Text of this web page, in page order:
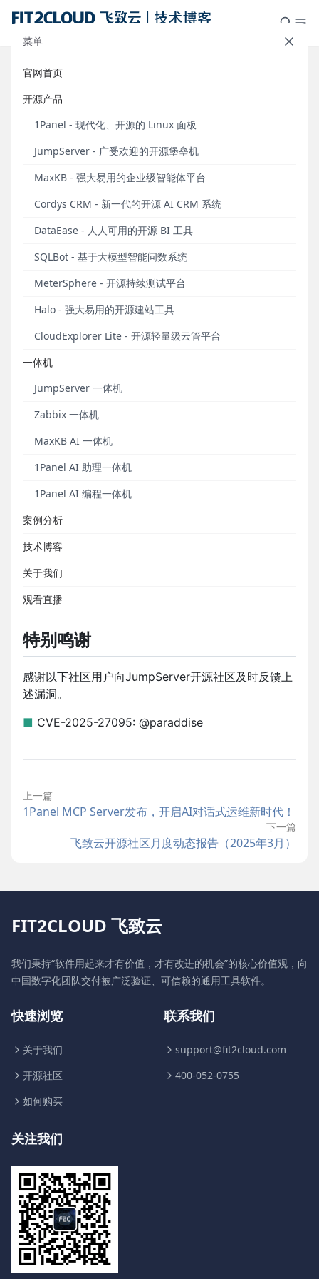
菜单
官网首页
开源产品
1Panel - 现代化、开源的 Linux 面板
JumpServer - 广受欢迎的开源堡垒机
MaxKB - 强大易用的企业级智能体平台
Cordys CRM - 新一代的开源 AI CRM 系统
DataEase - 人人可用的开源 BI 工具
SQLBot - 基于大模型智能问数系统
MeterSphere - 开源持续测试平台
Halo - 强大易用的开源建站工具
CloudExplorer Lite - 开源轻量级云管平台
一体机
JumpServer 一体机
Zabbix 一体机
MaxKB AI 一体机
1Panel AI 助理一体机
1Panel AI 编程一体机
案例分析
技术博客
关于我们
观看直播
重要通知丨JumpServer漏洞通知及
修复方案（JS-2025.03.31）
存在安全漏洞，并向JumpServer开源项目组进行上
报。此次发现的漏洞为：
JumpServer用户在连接Kubernetes资产时，可能
CVE-2025-27095。漏洞详情：
https://github.com/jumpserver/jumpserver/securit
JumpServer v3版本：<=v3.10.17版本
JumpServer v4版本：v4.0.0-v4.6.0版本
安全版本为：
JumpServer v3版本>=v3.10.18版本
JumpServer v4版本>=v4.7.0版本
修复方案
■ 永久修复方案：
权。
特别鸣谢
感谢以下社区用户向JumpServer开源社区及时反馈上
述漏洞。
■ CVE-2025-27095: @paraddise
上一篇
1Panel MCP Server发布，开启AI对话式运维新时代！
下一篇
飞致云开源社区月度动态报告（2025年3月）
FIT2CLOUD 飞致云
我们秉持“软件用起来才有价值，才有改进的机会”的核心价值观，向
中国数字化团队交付被广泛验证、可信赖的通用工具软件。
快速浏览
关于我们
开源社区
如何购买
联系我们
support@fit2cloud.com
400-052-0755
关注我们